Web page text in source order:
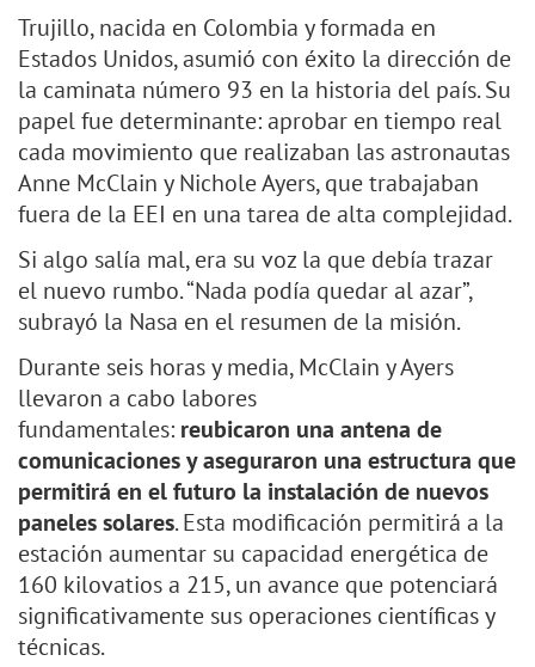
Trujillo, nacida en Colombia y formada en
Estados Unidos, asumió con éxito la dirección de
la caminata número 93 en la historia del país. Su
papel fue determinante: aprobar en tiempo real
cada movimiento que realizaban las astronautas
Anne McClain y Nichole Ayers, que trabajaban
fuera de la EEI en una tarea de alta complejidad.
Si algo salía mal, era su voz la que debía trazar
el nuevo rumbo. “Nada podía quedar al azar”,
subrayó la Nasa en el resumen de la misión.
Durante seis horas y media, McClain y Ayers
llevaron a cabo labores
fundamentales: reubicaron una antena de
comunicaciones y aseguraron una estructura que
permitirá en el futuro la instalación de nuevos
paneles solares. Esta modificación permitirá a la
estación aumentar su capacidad energética de
160 kilovatios a 215, un avance que potenciará
significativamente sus operaciones científicas y
técnicas.